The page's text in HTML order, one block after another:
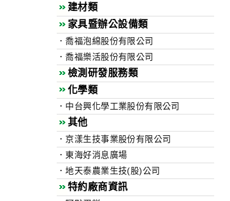
建材類
家具暨辦公設備類
．喬福泡綿股份有限公司
．喬福樂活股份有限公司
檢測研發服務類
化學類
．中台興化學工業股份有限公司
其他
．京漾生技事業股份有限公司
．東海好消息廣場
．地天泰農業生技(股)公司
特約廠商資訊